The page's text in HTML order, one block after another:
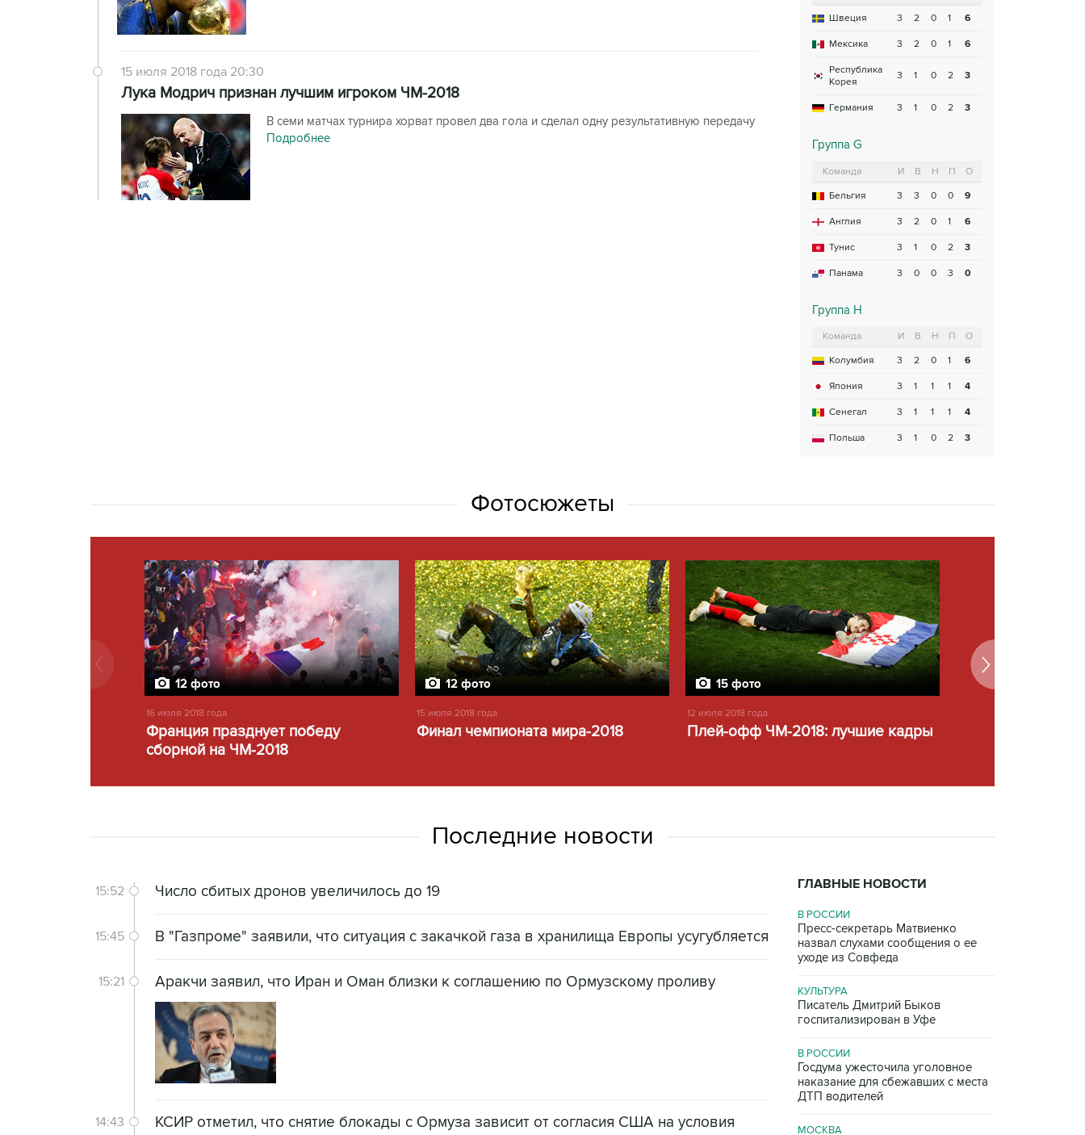
15 июля 2018 года 20:30
Лука Модрич признан лучшим игроком ЧМ-2018
В семи матчах турнира хорват провел два гола и сделал одну результативную передачу
Подробнее
Швеция
3 2 0 1 6
Мексика 3 2 0 1 6
Республика
Корея
3 1 0 2 3
Германия 3 1 0 2 3
Группа G
Команда И В Н П
О
Бельгия
3 3 0 0 9
Англия 3 2 0 1 6
Тунис 3 1 0 2 3
Панама 3 0 0 3 0
Группа H
Команда И В Н П
О
Колумбия
3 2 0 1 6
Япония 3 1 1 1 4
Сенегал 3 1 1 1 4
Польша 3 1 0 2 3
Фотосюжеты
12 фото
16 июля 2018 года
Франция празднует победу
сборной на ЧМ-2018
12 фото
15 июля 2018 года
Финал чемпионата мира-2018
15 фото
12 июля 2018 года
Плей-офф ЧМ-2018: лучшие кадры
8 фото
Последние новости
ГЛАВНЫЕ НОВОСТИ
В РОССИИ
Пресс-секретарь Матвиенко
назвал слухами сообщения о ее
уходе из Совфеда
КУЛЬТУРА
Писатель Дмитрий Быков
госпитализирован в Уфе
В РОССИИ
Госдума ужесточила уголовное
наказание для сбежавших с места
ДТП водителей
МОСКВА
15:52 Число сбитых дронов увеличилось до 19
15:45 В "Газпроме" заявили, что ситуация с закачкой газа в хранилища Европы усугубляется
15:21 Аракчи заявил, что Иран и Оман близки к соглашению по Ормузскому проливу
14:43
КСИР отметил, что снятие блокады с Ормуза зависит от согласия США на условия